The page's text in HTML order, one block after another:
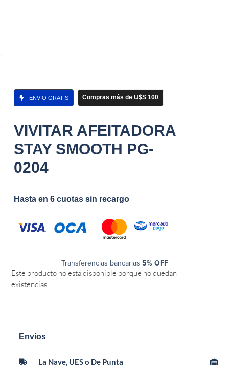
ENVIO GRATIS Compras más de U$S 100
VIVITAR AFEITADORA
STAY SMOOTH PG-
0204
Hasta en 6 cuotas sin recargo
Transferencias bancarias 5% OFF
Este producto no está disponible porque no quedan
existencias.
Envíos
La Nave, UES o De Punta